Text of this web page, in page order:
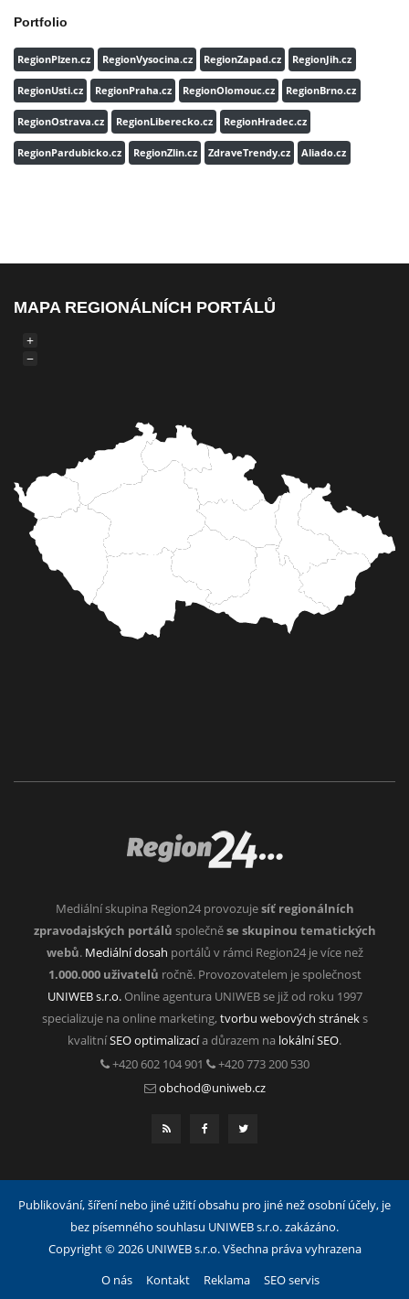
Portfolio
RegionPlzen.cz RegionVysocina.cz RegionZapad.cz RegionJih.cz
RegionUsti.cz RegionPraha.cz RegionOlomouc.cz RegionBrno.cz
RegionOstrava.cz RegionLiberecko.cz RegionHradec.cz
RegionPardubicko.cz RegionZlin.cz ZdraveTrendy.cz Aliado.cz
MAPA REGIONÁLNÍCH PORTÁLŮ
+
−
Mediální skupina Region24 provozujesíť regionálních
zpravodajských portálů společněse skupinou tematických
webů. Mediální dosah portálů v rámci Region24 je více než
1.000.000 uživatelů ročně. Provozovatelem je společnost
UNIWEB s.r.o.Online agentura UNIWEB se již od roku 1997
specializuje na online marketing, tvorbu webových stráneks
kvalitníSEO optimalizacía důrazem na lokální SEO.
+420 602 104 901
+420 773 200 530
obchod@uniweb.cz
Publikování, šíření nebo jiné užití obsahu pro jiné než osobní účely, je
bez písemného souhlasu UNIWEB s.r.o. zakázáno.
Copyright © 2026 UNIWEB s.r.o. Všechna práva vyhrazena
O nás
Kontakt Reklama SEO servis